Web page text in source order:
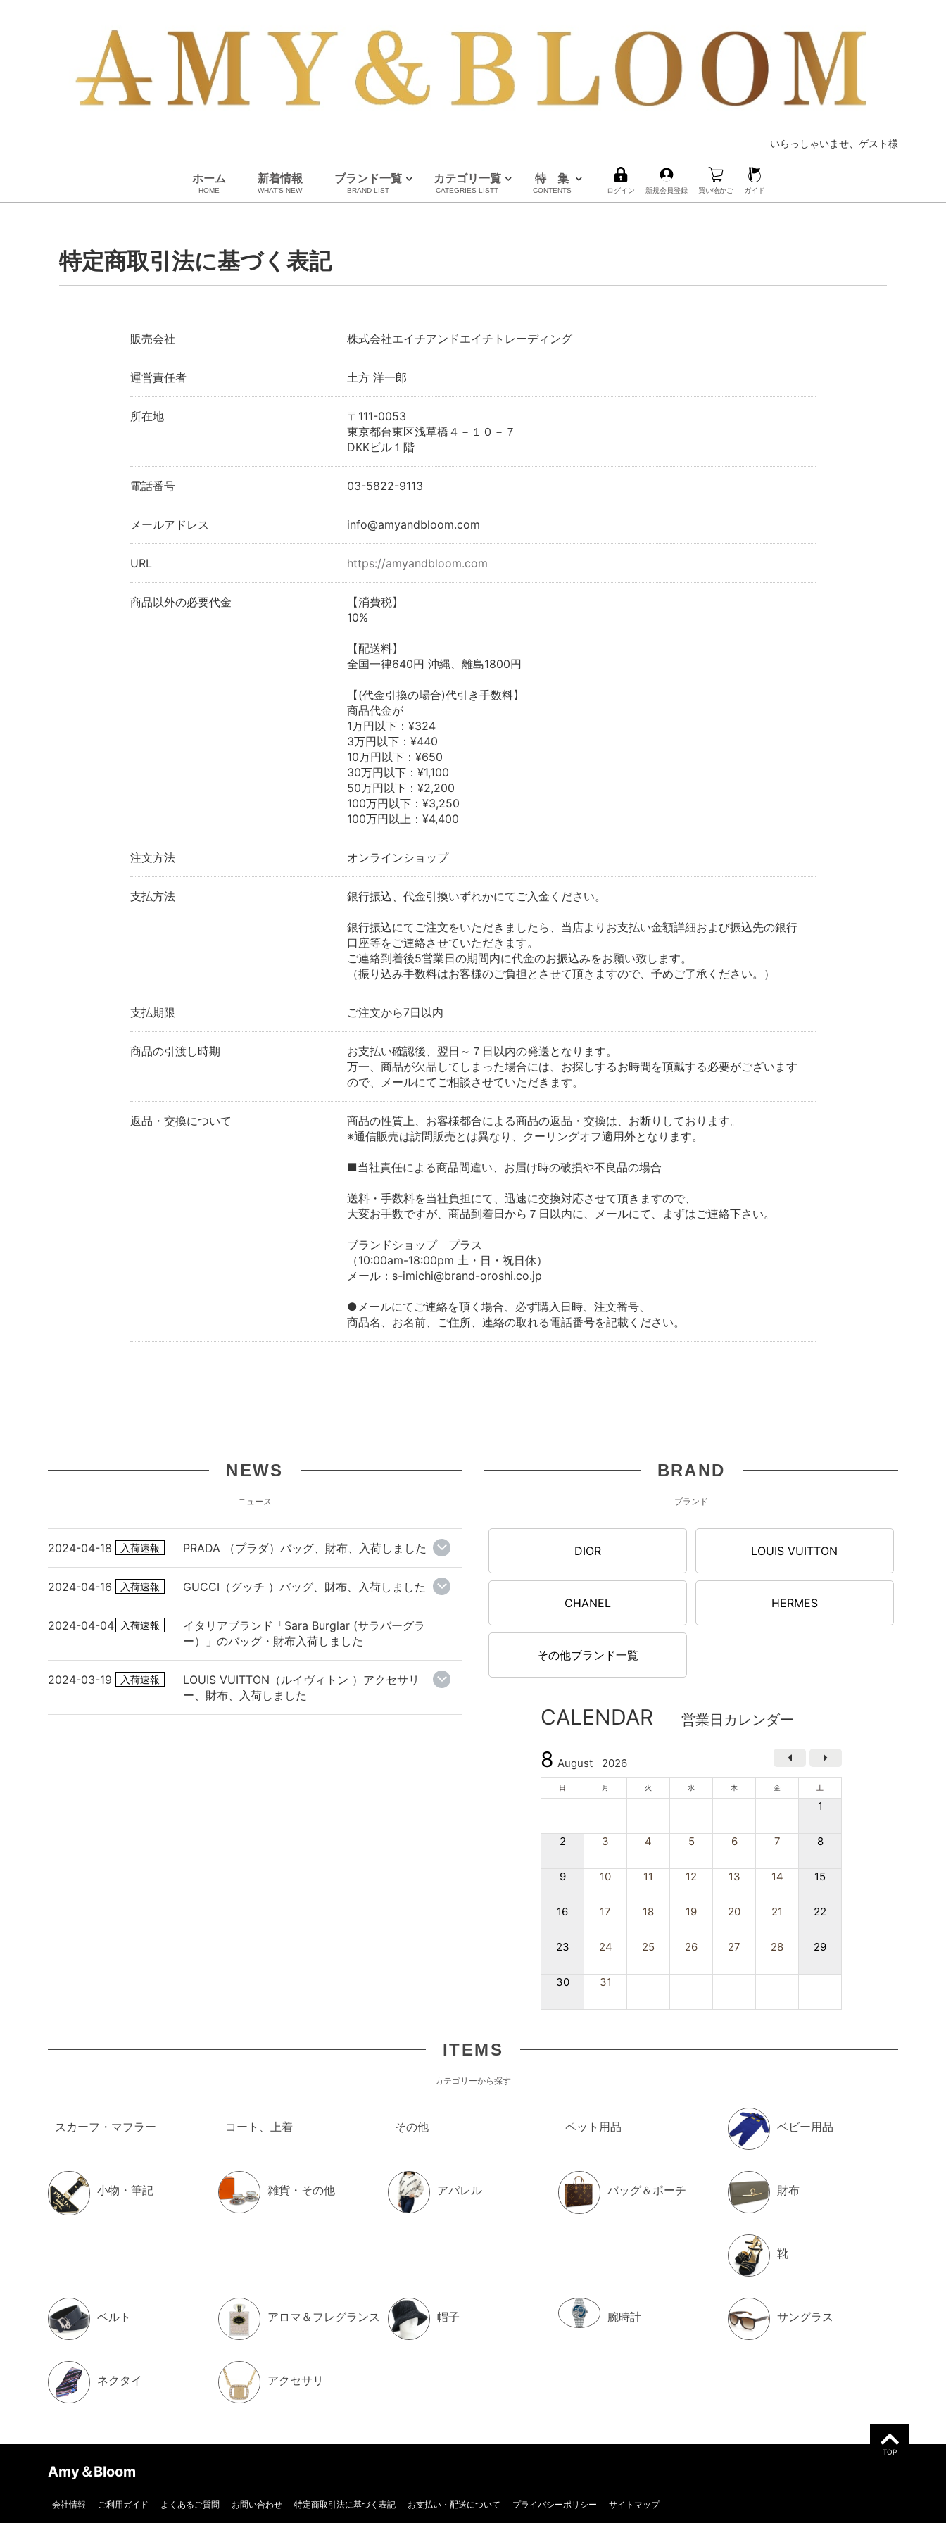
いらっしゃいませ、ゲスト様
ホーム
HOME
新着情報
WHAT'S NEW
ブランド一覧
BRAND LIST
カテゴリ一覧
CATEGRIES LISTT
特 集
CONTENTS ログイン 新規会員登録 買い物かご ガイド
特定商取引法に基づく表記
販売会社 株式会社エイチアンドエイチトレーディング
運営責任者 土方 洋一郎
所在地
〒111-0053
東京都台東区浅草橋４－１０－７
DKKビル１階
電話番号 03-5822-9113
メールアドレス info@amyandbloom.com
URL https://amyandbloom.com
商品以外の必要代金
【消費税】
10%
【配送料】
全国一律640円 沖縄、離島1800円
【(代金引換の場合)代引き手数料】
商品代金が
1万円以下：¥324
3万円以下：¥440
10万円以下：¥650
30万円以下：¥1,100
50万円以下：¥2,200
100万円以下：¥3,250
100万円以上：¥4,400
注文方法 オンラインショップ
支払方法 銀行振込、代金引換いずれかにてご入金ください。
銀行振込にてご注文をいただきましたら、当店よりお支払い金額詳細および振込先の銀行
口座等をご連絡させていただきます。
ご連絡到着後5営業日の期間内に代金のお振込みをお願い致します。
（振り込み手数料はお客様のご負担とさせて頂きますので、予めご了承ください。）
支払期限 ご注文から7日以内
商品の引渡し時期
お支払い確認後、翌日～７日以内の発送となります。
万一、商品が欠品してしまった場合には、お探しするお時間を頂戴する必要がございます
ので、メールにてご相談させていただきます。
返品・交換について
商品の性質上、お客様都合による商品の返品・交換は、お断りしております。
※通信販売は訪問販売とは異なり、クーリングオフ適用外となります。
■当社責任による商品間違い、お届け時の破損や不良品の場合
送料・手数料を当社負担にて、迅速に交換対応させて頂きますので、
大変お手数ですが、商品到着日から７日以内に、メールにて、まずはご連絡下さい。
ブランドショップ プラス
（10:00am-18:00pm 土・日・祝日休）
メール：s-imichi@brand-oroshi.co.jp
●メールにてご連絡を頂く場合、必ず購入日時、注文番号、
商品名、お名前、ご住所、連絡の取れる電話番号を記載ください。
NEWS
ニュース
2024-04-18 入荷速報 PRADA （プラダ）バッグ、財布、入荷しました
2024-04-16 入荷速報 GUCCI（グッチ ）バッグ、財布、入荷しました
2024-04-04 入荷速報
イタリアブランド「Sara Burglar (サラバーグラ
ー）」のバッグ・財布入荷しました
2024-03-19 入荷速報
LOUIS VUITTON（ルイヴィトン ）アクセサリ
ー、財布、入荷しました
BRAND
ブランド
DIOR LOUIS VUITTON
CHANEL HERMES
その他ブランド一覧
CALENDAR 営業日カレンダー
8 August 2026
日 月 火 水 木 金 土
1
2 3 4 5 6 7 8
9 10 11 12 13 14 15
16 17 18 19 20 21 22
23 24 25 26 27 28 29
30 31
ITEMS
カテゴリーから探す
スカーフ・マフラー コート、上着 その他 ペット用品 ベビー用品
小物・筆記 雑貨・その他 アパレル バッグ＆ポーチ 財布
靴
ベルト アロマ＆フレグランス 帽子 腕時計 サングラス
ネクタイ アクセサリ
TOP
Amy＆Bloom
会社情報 ご利用ガイド よくあるご質問 お問い合わせ 特定商取引法に基づく表記 お支払い・配送について プライバシーポリシー サイトマップ